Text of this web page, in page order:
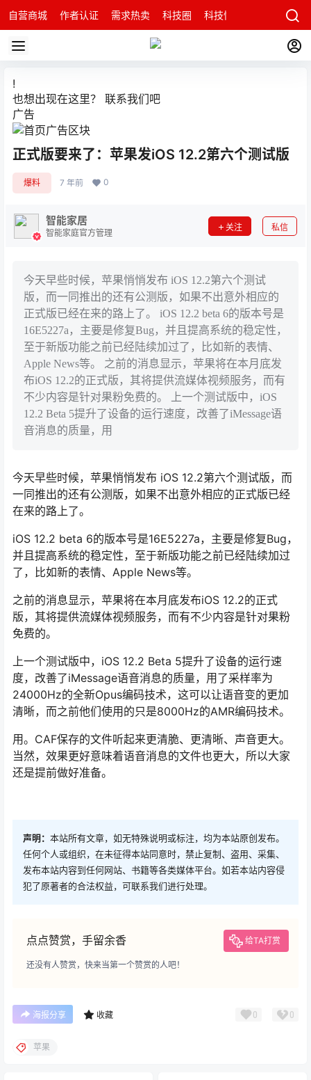
自营商城 作者认证 需求热卖 科技圈 科技快讯 智能科技问
!
也想出现在这里？ 联系我们吧
广告
正式版要来了：苹果发iOS 12.2第六个测试版
爆料 7 年前 0
智能家居
智能家庭官方管理
关注 私信
今天早些时候，苹果悄悄发布 iOS 12.2第六个测试
版，而一同推出的还有公测版，如果不出意外相应的
正式版已经在来的路上了。 iOS 12.2 beta 6的版本号是
16E5227a，主要是修复Bug，并且提高系统的稳定性，
至于新版功能之前已经陆续加过了，比如新的表情、
Apple News等。 之前的消息显示，苹果将在本月底发
布iOS 12.2的正式版，其将提供流媒体视频服务，而有
不少内容是针对果粉免费的。 上一个测试版中，iOS
12.2 Beta 5提升了设备的运行速度，改善了iMessage语
音消息的质量，用
今天早些时候，苹果悄悄发布 iOS 12.2第六个测试版，而
一同推出的还有公测版，如果不出意外相应的正式版已经
在来的路上了。
iOS 12.2 beta 6的版本号是16E5227a，主要是修复Bug，
并且提高系统的稳定性，至于新版功能之前已经陆续加过
了，比如新的表情、Apple News等。
之前的消息显示，苹果将在本月底发布iOS 12.2的正式
版，其将提供流媒体视频服务，而有不少内容是针对果粉
免费的。
上一个测试版中，iOS 12.2 Beta 5提升了设备的运行速
度，改善了iMessage语音消息的质量，用了采样率为
24000Hz的全新Opus编码技术，这可以让语音变的更加
清晰，而之前他们使用的只是8000Hz的AMR编码技术。
用。CAF保存的文件听起来更清脆、更清晰、声音更大。
当然，效果更好意味着语音消息的文件也更大，所以大家
还是提前做好准备。
声明： 本站所有文章，如无特殊说明或标注，均为本站原创发布。
任何个人或组织，在未征得本站同意时，禁止复制、盗用、采集、
发布本站内容到任何网站、书籍等各类媒体平台。如若本站内容侵
犯了原著者的合法权益，可联系我们进行处理。
点点赞赏，手留余香 给TA打赏
还没有人赞赏，快来当第一个赞赏的人吧！
海报分享 收藏 0 0
苹果